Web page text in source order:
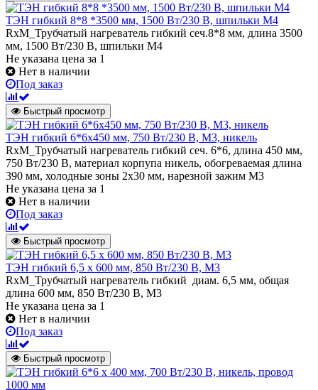
ТЭН гибкий 8*8 *3500 мм, 1500 Вт/230 В, шпильки М4
RxM_Трубчатый нагреватель гибкий сеч.8*8 мм, длина 3500
мм, 1500 Вт/230 В, шпильки М4
Не указана цена за 1
Нет в наличии
Под заказ
Быстрый просмотр
ТЭН гибкий 6*6х450 мм, 750 Вт/230 В, М3, никель
RxM_Трубчатый нагреватель гибкий сеч. 6*6, длина 450 мм,
750 Вт/230 В, материал корпупа никель, обогреваемая длина
390 мм, холодные зоны 2х30 мм, нарезной зажим М3
Не указана цена за 1
Нет в наличии
Под заказ
Быстрый просмотр
ТЭН гибкий 6,5 x 600 мм, 850 Вт/230 В, M3
RxM_Трубчатый нагреватель гибкий диам. 6,5 мм, общая
длина 600 мм, 850 Вт/230 В, M3
Не указана цена за 1
Нет в наличии
Под заказ
Быстрый просмотр